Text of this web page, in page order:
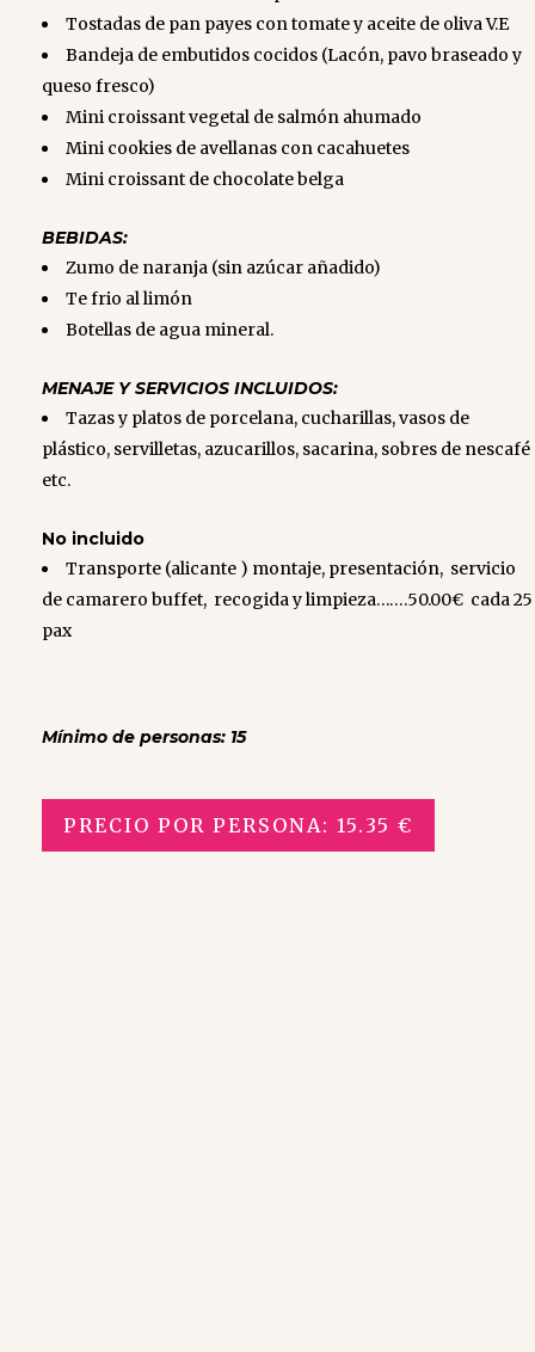
Tostadas de pan payes con tomate y aceite de oliva V.E
Bandeja de embutidos cocidos (Lacón, pavo braseado y
queso fresco)
Mini croissant vegetal de salmón ahumado
Mini cookies de avellanas con cacahuetes
Mini croissant de chocolate belga
BEBIDAS:
Zumo de naranja (sin azúcar añadido)
Te frio al limón
Botellas de agua mineral.
MENAJE Y SERVICIOS INCLUIDOS:
Tazas y platos de porcelana, cucharillas, vasos de
plástico, servilletas, azucarillos, sacarina, sobres de nescafé
etc.
No incluido
Transporte (alicante ) montaje, presentación, servicio
de camarero buffet, recogida y limpieza…….50.00€ cada 25
pax
Mínimo de personas: 15
PRECIO POR PERSONA: 15.35 €